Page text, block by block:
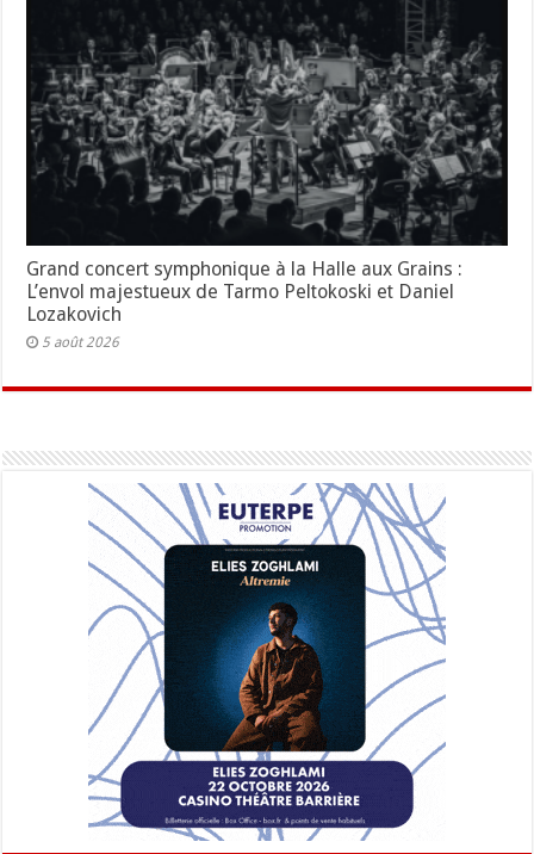
Grand concert symphonique à la Halle aux Grains :
L’envol majestueux de Tarmo Peltokoski et Daniel
Lozakovich
5 août 2026